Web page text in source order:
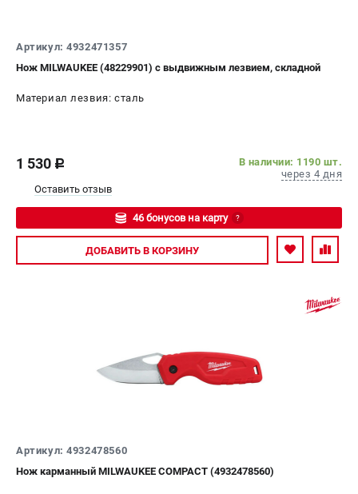
Режим работы колл-центра:
сб - с 10:00 до 16:00
Артикул: 4932471357
Нож MILWAUKEE (48229901) с выдвижным лезвием, складной
Материал лезвия: сталь
1 530 c
В наличии: 1190 шт.
через 4 дня
Оставить отзыв
46 бонусов на карту ?
Авторизуйтесь
ДОБАВИТЬ В КОРЗИНУ
Артикул: 4932478560
Нож карманный MILWAUKEE COMPACT (4932478560)